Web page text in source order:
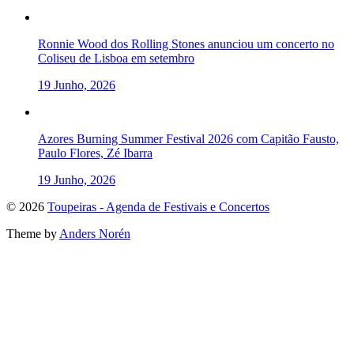
Ronnie Wood dos Rolling Stones anunciou um concerto no
Coliseu de Lisboa em setembro
19 Junho, 2026
Azores Burning Summer Festival 2026 com Capitão Fausto,
Paulo Flores, Zé Ibarra
19 Junho, 2026
To
top
© 2026 Toupeiras - Agenda de Festivais e Concertos
Theme by Anders Norén